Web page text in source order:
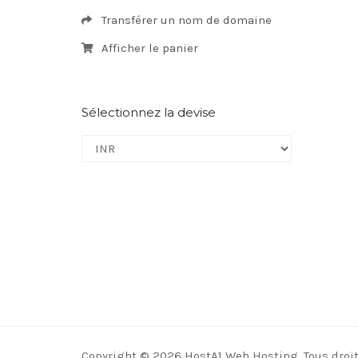
Transférer un nom de domaine
Afficher le panier
Sélectionnez la devise